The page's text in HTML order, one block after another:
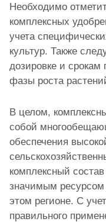
Необходимо
комплексных
учета
культур. Также
дозировке и
фазы роста
В целом,
собой
обеспечения
комплексный
значимым ресурсом
этом регионе. С
правильного